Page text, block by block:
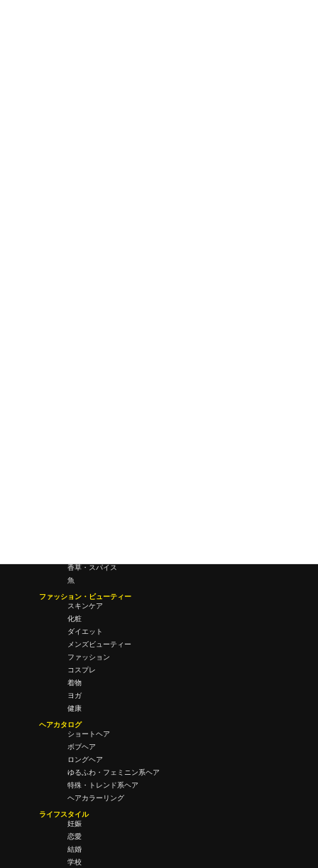
香草・スパイス
魚
ファッション・ビューティー
スキンケア
化粧
ダイエット
メンズビューティー
ファッション
コスプレ
着物
ヨガ
健康
ヘアカタログ
ショートヘア
ボブヘア
ロングヘア
ゆるふわ・フェミニン系ヘア
特殊・トレンド系ヘア
ヘアカラーリング
ライフスタイル
妊娠
恋愛
結婚
学校